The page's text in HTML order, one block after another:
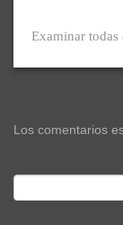
Examinar todas
Los comentarios